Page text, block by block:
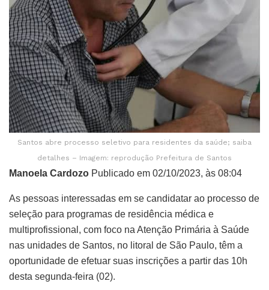
Santos abre processo seletivo para residentes da saúde; saiba
detalhes – Imagem: reprodução Prefeitura de Santos
Manoela Cardozo Publicado em 02/10/2023, às 08:04
As pessoas interessadas em se candidatar ao processo de
seleção para programas de residência médica e
multiprofissional, com foco na Atenção Primária à Saúde
nas unidades de Santos, no litoral de São Paulo, têm a
oportunidade de efetuar suas inscrições a partir das 10h
desta segunda-feira (02).